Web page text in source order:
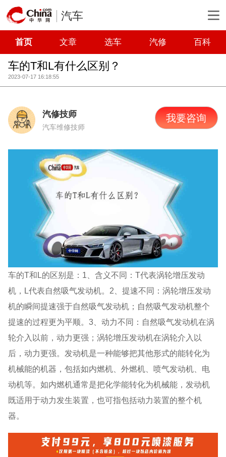
汽车
首页 文章 选车 汽修 百科
车的T和L有什么区别？
2023-07-17 16:18:55
汽修技师
汽车维修技师
我要咨询
车的T和L的区别是：1、含义不同：T代表涡轮增压发动
机，L代表自然吸气发动机。2、提速不同：涡轮增压发动
机的瞬间提速强于自然吸气发动机；自然吸气发动机整个
提速的过程更为平顺。3、动力不同：自然吸气发动机在涡
轮介入以前，动力更强；涡轮增压发动机在涡轮介入以
后，动力更强。发动机是一种能够把其他形式的能转化为
机械能的机器，包括如内燃机、外燃机、喷气发动机、电
动机等。如内燃机通常是把化学能转化为机械能，发动机
既适用于动力发生装置，也可指包括动力装置的整个机
器。